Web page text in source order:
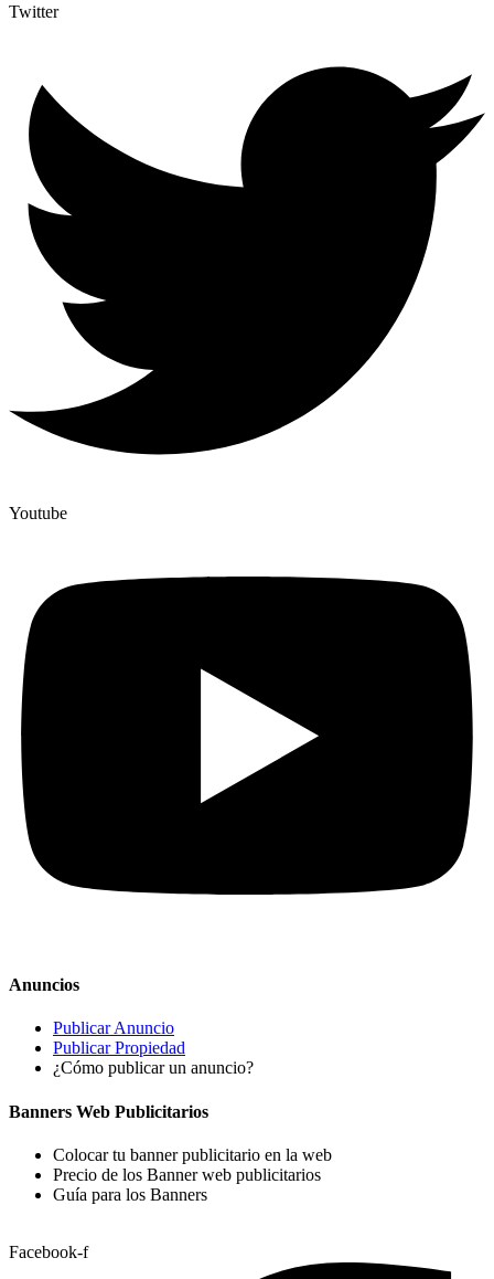
Twitter
Youtube
Anuncios
Publicar Anuncio
Publicar Propiedad
¿Cómo publicar un anuncio?
Banners Web Publicitarios
Colocar tu banner publicitario en la web
Precio de los Banner web publicitarios
Guía para los Banners
Facebook-f